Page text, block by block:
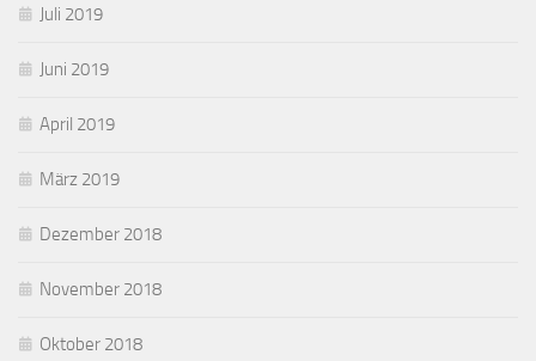
Juli 2019
Juni 2019
April 2019
März 2019
Dezember 2018
November 2018
Oktober 2018